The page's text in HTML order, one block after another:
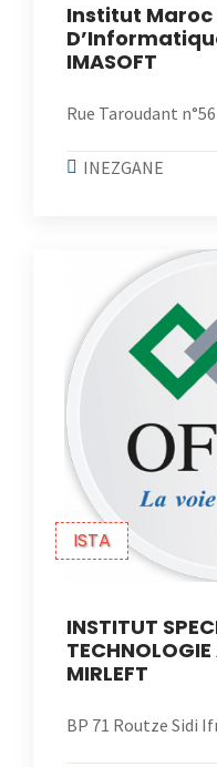
Institut Maroc
IMASOFT
Rue Taroudant
INEZGANE
ISTA
INSTITUT
TECHNOLOGIE
MIRLEFT
BP 71 Routze Sidi